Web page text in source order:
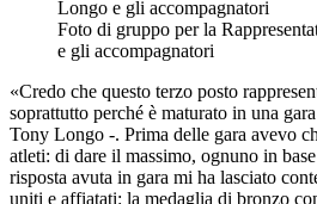
Foto di gruppo per la
e gli accompagnatori
«Credo che questo terzo posto
soprattutto perché è maturato in una
Tony Longo -. Prima delle gara avevo
atleti: di dare il massimo, ognuno in
risposta avuta in gara mi ha lasciato
uniti e affiatati: la medaglia di bronzo